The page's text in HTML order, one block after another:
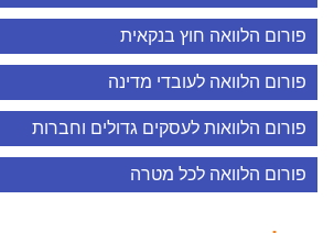
פורום הלוואה חוץ בנקאית
פורום הלוואה לעובדי מדינה
פורום הלוואות לעסקים גדולים וחברות
פורום הלוואה לכל מטרה